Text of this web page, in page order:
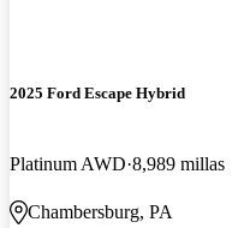
2025 Ford Escape Hybrid
Platinum AWD 8,989 millas
Chambersburg, PA